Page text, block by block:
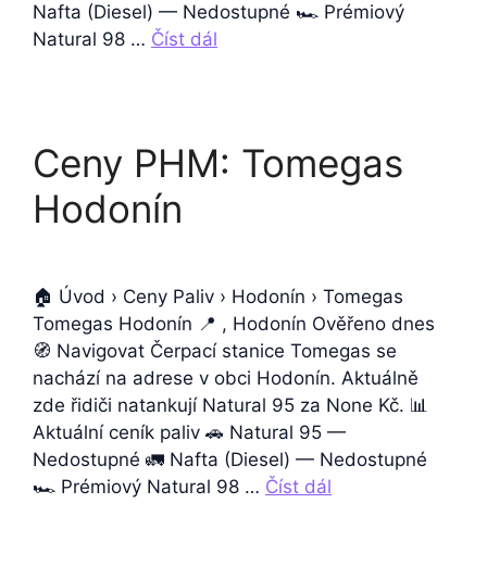
Nafta (Diesel) — Nedostupné 🏎️ Prémiový
Natural 98 … Číst dál
Ceny PHM: Tomegas
Hodonín
🏠 Úvod › Ceny Paliv › Hodonín › Tomegas
Tomegas Hodonín 📍 , Hodonín Ověřeno dnes
🧭 Navigovat Čerpací stanice Tomegas se
nachází na adrese v obci Hodonín. Aktuálně
zde řidiči natankují Natural 95 za None Kč. 📊
Aktuální ceník paliv 🚗 Natural 95 —
Nedostupné 🚛 Nafta (Diesel) — Nedostupné
🏎️ Prémiový Natural 98 … Číst dál